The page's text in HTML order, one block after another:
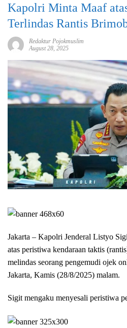
Kapolri Minta Maaf
Terlindas Rantis
Redaktur Pojokmuslim
August 28, 2025
Jakarta – Kapolri Jenderal Listyo
atas peristiwa kendaraan taktis
melindas seorang pengemudi ojek
Jakarta, Kamis (28/8/2025) malam.
Sigit mengaku menyesali peristiwa